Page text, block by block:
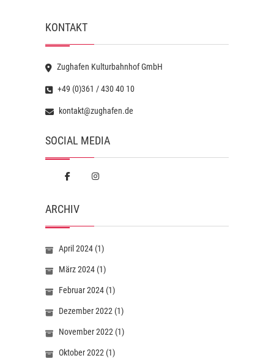
KONTAKT
Zughafen Kulturbahnhof GmbH
+49 (0)361 / 430 40 10
kontakt@zughafen.de
SOCIAL MEDIA
ARCHIV
April 2024 (1)
März 2024 (1)
Februar 2024 (1)
Dezember 2022 (1)
November 2022 (1)
Oktober 2022 (1)